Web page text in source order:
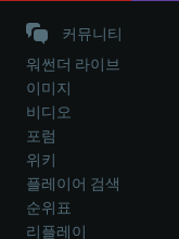
커뮤니티
워썬더 라이브
이미지
비디오
포럼
위키
플레이어 검색
순위표
리플레이